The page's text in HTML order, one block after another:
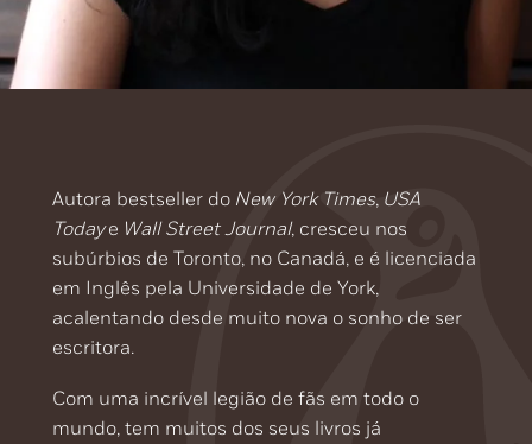
Autora bestseller do New York Times, USA
Todaye Wall Street Journal, cresceu nos
subúrbios de Toronto, no Canadá, e é licenciada
em Inglês pela Universidade de York,
acalentando desde muito nova o sonho de ser
escritora.
Com uma incrível legião de fãs em todo o
mundo, tem muitos dos seus livros já